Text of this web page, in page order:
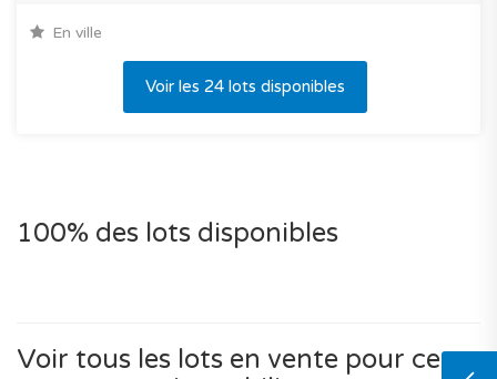
En ville
Voir les 24 lots disponibles
100% des lots disponibles
Voir tous les lots en vente pour ce